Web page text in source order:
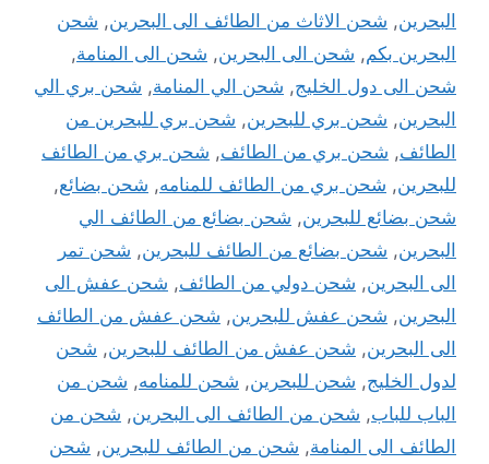
البحرين, شحن الاثاث من الطائف الى البحرين, شحن
البحرين بكم, شحن الى البحرين, شحن الى المنامة,
شحن الى دول الخليج, شحن الي المنامة, شحن بري الي
البحرين, شحن بري للبحرين, شحن بري للبحرين من
الطائف, شحن بري من الطائف, شحن بري من الطائف
للبحرين, شحن بري من الطائف للمنامه, شحن بضائع,
شحن بضائع للبحرين, شحن بضائع من الطائف الي
البحرين, شحن بضائع من الطائف للبحرين, شحن تمر
الى البحرين, شحن دولي من الطائف, شحن عفش الى
البحرين, شحن عفش للبحرين, شحن عفش من الطائف
الى البحرين, شحن عفش من الطائف للبحرين, شحن
لدول الخليج, شحن للبحرين, شحن للمنامه, شحن من
الباب للباب, شحن من الطائف الى البحرين, شحن من
الطائف الى المنامة, شحن من الطائف للبحرين, شحن